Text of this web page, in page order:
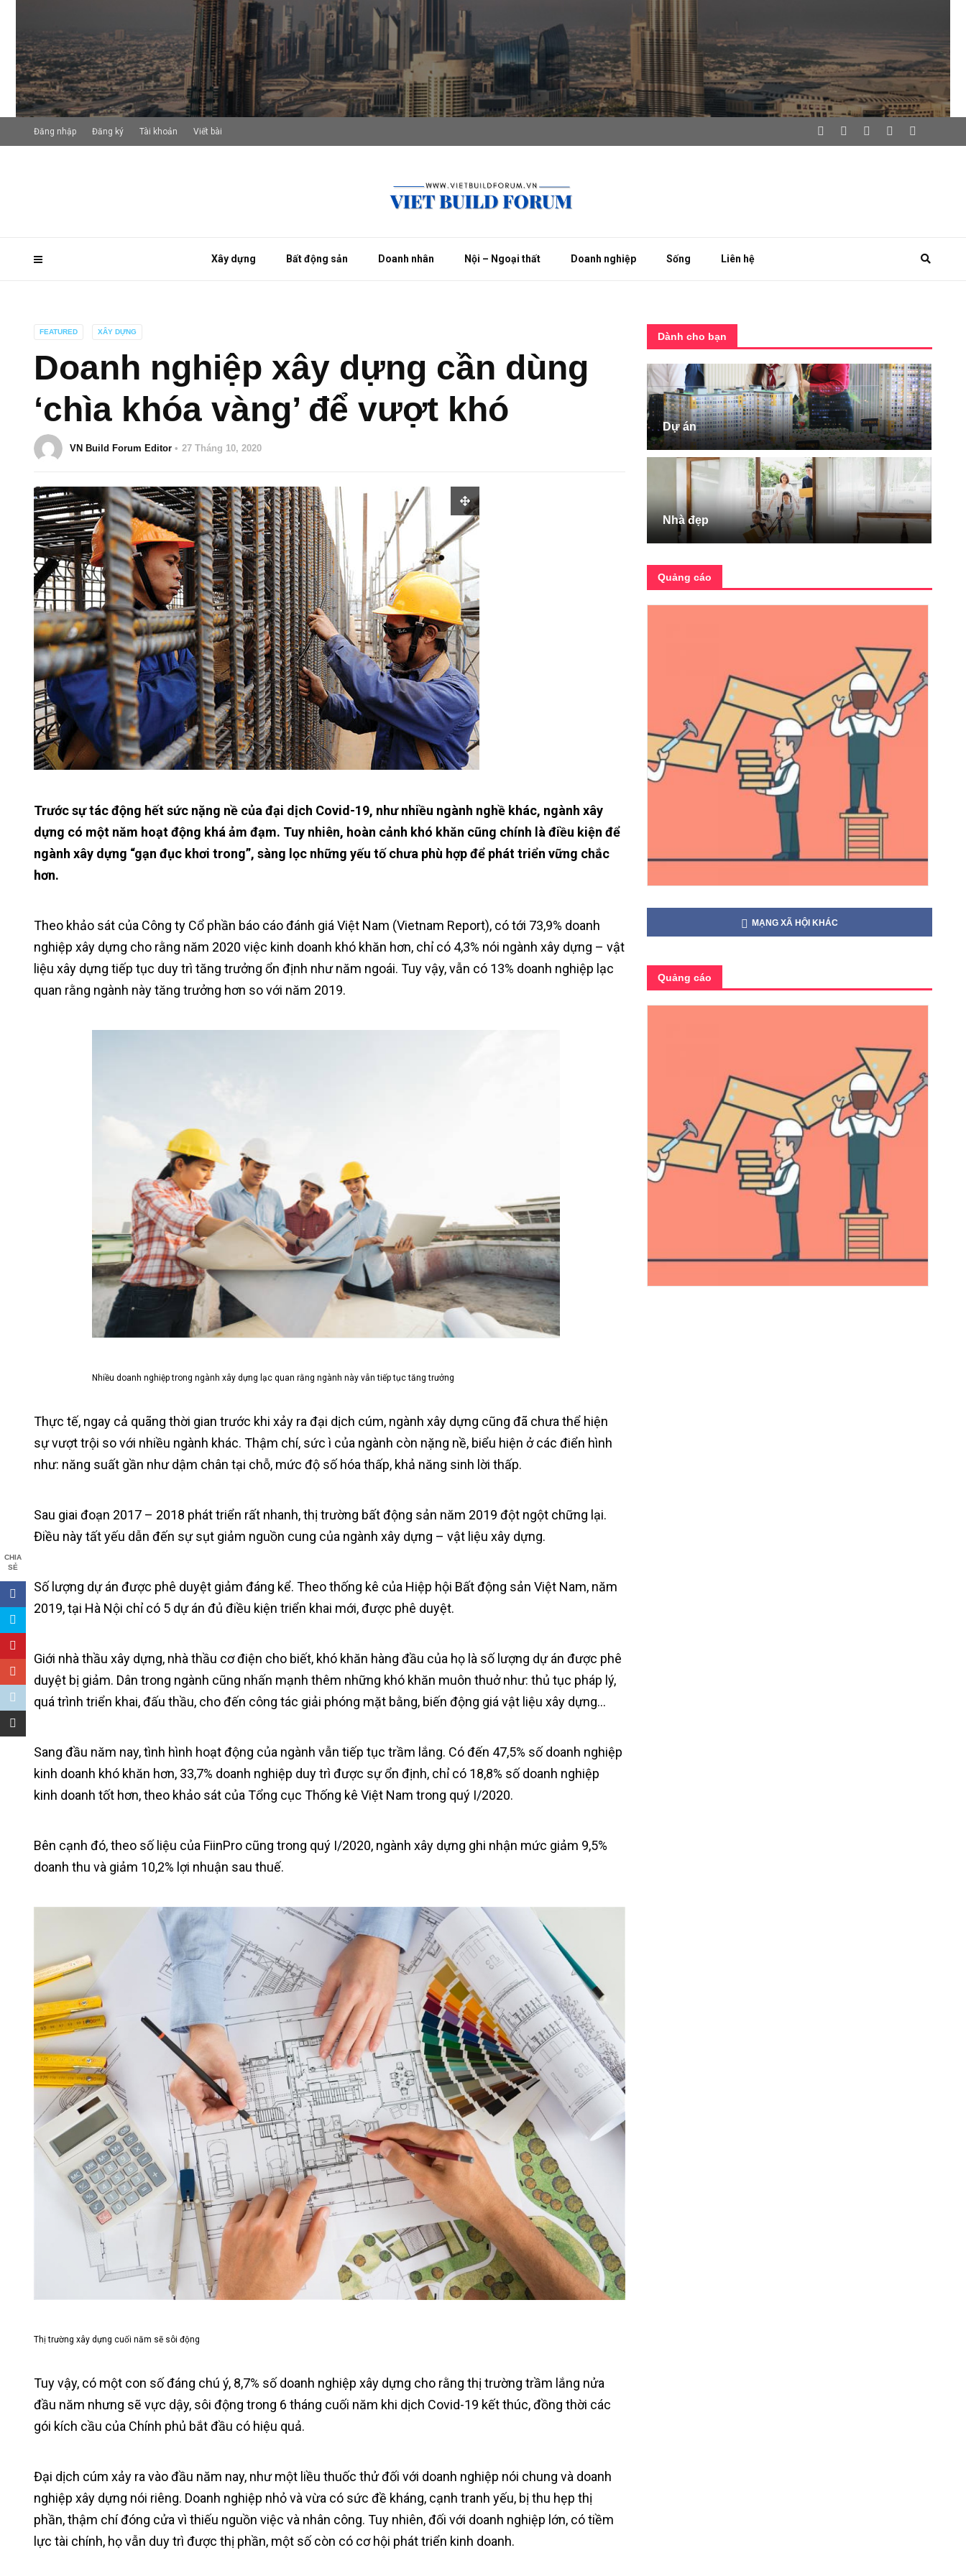
Xây dựng Bất động sản Doanh nhân Nội – Ngoại thất Doanh nghiệp Sống Liên hệ
Đăng nhập Đăng ký Tài khoản Viết bài
FEATURED XÂY DỰNG
Doanh nghiệp xây dựng cần dùng
‘chìa khóa vàng’ để vượt khó
VN Build Forum Editor 27 Tháng 10, 2020
CHIA
SẺ
Trước sự tác động hết sức nặng nề của đại dịch Covid-19, như nhiều ngành nghề khác, ngành xây
dựng có một năm hoạt động khá ảm đạm. Tuy nhiên, hoàn cảnh khó khăn cũng chính là điều kiện để
ngành xây dựng “gạn đục khơi trong”, sàng lọc những yếu tố chưa phù hợp để phát triển vững chắc
hơn.
Theo khảo sát của Công ty Cổ phần báo cáo đánh giá Việt Nam (Vietnam Report), có tới 73,9% doanh
nghiệp xây dựng cho rằng năm 2020 việc kinh doanh khó khăn hơn, chỉ có 4,3% nói ngành xây dựng – vật
liệu xây dựng tiếp tục duy trì tăng trưởng ổn định như năm ngoái. Tuy vậy, vẫn có 13% doanh nghiệp lạc
quan rằng ngành này tăng trưởng hơn so với năm 2019.
Nhiều doanh nghiệp trong ngành xây dựng lạc quan rằng ngành này vẫn tiếp tục tăng trưởng
Thực tế, ngay cả quãng thời gian trước khi xảy ra đại dịch cúm, ngành xây dựng cũng đã chưa thể hiện
sự vượt trội so với nhiều ngành khác. Thậm chí, sức ì của ngành còn nặng nề, biểu hiện ở các điển hình
như: năng suất gần như dậm chân tại chỗ, mức độ số hóa thấp, khả năng sinh lời thấp.
Sau giai đoạn 2017 – 2018 phát triển rất nhanh, thị trường bất động sản năm 2019 đột ngột chững lại.
Điều này tất yếu dẫn đến sự sụt giảm nguồn cung của ngành xây dựng – vật liệu xây dựng.
Số lượng dự án được phê duyệt giảm đáng kể. Theo thống kê của Hiệp hội Bất động sản Việt Nam, năm
2019, tại Hà Nội chỉ có 5 dự án đủ điều kiện triển khai mới, được phê duyệt.
Giới nhà thầu xây dựng, nhà thầu cơ điện cho biết, khó khăn hàng đầu của họ là số lượng dự án được phê
duyệt bị giảm. Dân trong ngành cũng nhấn mạnh thêm những khó khăn muôn thuở như: thủ tục pháp lý,
quá trình triển khai, đấu thầu, cho đến công tác giải phóng mặt bằng, biến động giá vật liệu xây dựng…
Sang đầu năm nay, tình hình hoạt động của ngành vẫn tiếp tục trầm lắng. Có đến 47,5% số doanh nghiệp
kinh doanh khó khăn hơn, 33,7% doanh nghiệp duy trì được sự ổn định, chỉ có 18,8% số doanh nghiệp
kinh doanh tốt hơn, theo khảo sát của Tổng cục Thống kê Việt Nam trong quý I/2020.
Bên cạnh đó, theo số liệu của FiinPro cũng trong quý I/2020, ngành xây dựng ghi nhận mức giảm 9,5%
doanh thu và giảm 10,2% lợi nhuận sau thuế.
Thị trường xây dựng cuối năm sẽ sôi động
Tuy vậy, có một con số đáng chú ý, 8,7% số doanh nghiệp xây dựng cho rằng thị trường trầm lắng nửa
đầu năm nhưng sẽ vực dậy, sôi động trong 6 tháng cuối năm khi dịch Covid-19 kết thúc, đồng thời các
gói kích cầu của Chính phủ bắt đầu có hiệu quả.
Đại dịch cúm xảy ra vào đầu năm nay, như một liều thuốc thử đối với doanh nghiệp nói chung và doanh
nghiệp xây dựng nói riêng. Doanh nghiệp nhỏ và vừa có sức đề kháng, cạnh tranh yếu, bị thu hẹp thị
phần, thậm chí đóng cửa vì thiếu nguồn việc và nhân công. Tuy nhiên, đối với doanh nghiệp lớn, có tiềm
lực tài chính, họ vẫn duy trì được thị phần, một số còn có cơ hội phát triển kinh doanh.
Dành cho bạn
Dự án
Nhà đẹp
Quảng cáo
MẠNG XÃ HỘI KHÁC
Quảng cáo